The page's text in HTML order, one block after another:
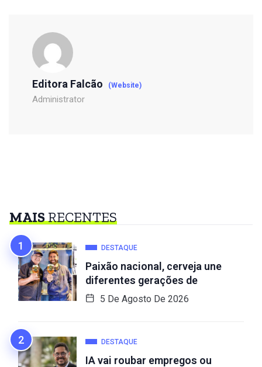
Editora Falcão (Website)
Administrator
MAISRECENTES
DESTAQUE
Paixão nacional, cerveja une
diferentes gerações de
5 De Agosto De 2026
DESTAQUE
IA vai roubar empregos ou